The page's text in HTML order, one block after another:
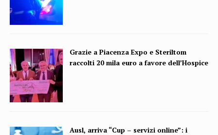
Grazie a Piacenza Expo e Steriltom
raccolti 20 mila euro a favore dell’Hospice
Ausl, arriva “Cup – servizi online”: i